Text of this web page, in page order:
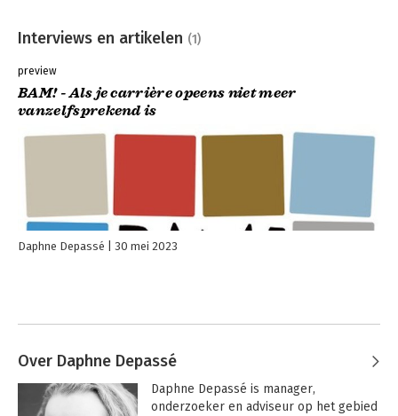
Interviews en artikelen (1)
preview
BAM! - Als je carrière opeens niet meer
vanzelfsprekend is
Daphne Depassé 30 mei 2023
Over Daphne Depassé
Daphne Depassé is manager,
onderzoeker en adviseur op het gebied